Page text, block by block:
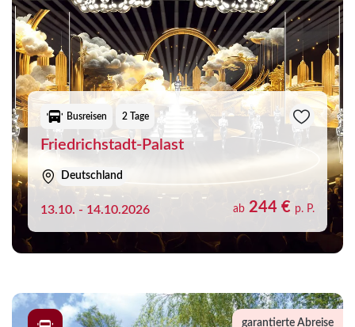
Busreisen 2 Tage
Friedrichstadt-Palast
Deutschland
13.10. - 14.10.2026 ab 244 € p. P.
garantierte Abreise